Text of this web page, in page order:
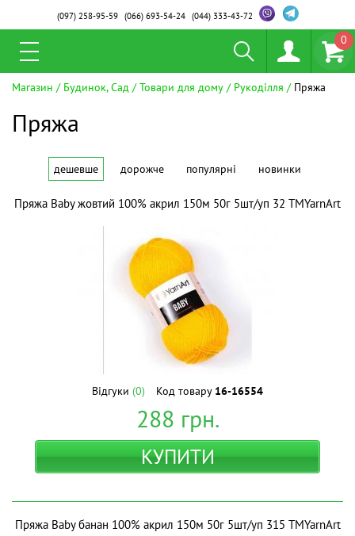
(097)258-95-59 (066)693-54-24 (044)333-43-72
0
Магазин Будинок, Сад Товари для дому Рукоділля Пряжа
Пряжа
дешевше дорожче популярні новинки
Пряжа Baby жовтий 100% акрил 150м 50г 5шт/уп 32 ТМYarnArt
Відгуки (0) Код товару 16-16554
288 грн.
КУПИТИ
Пряжа Baby банан 100% акрил 150м 50г 5шт/уп 315 ТМYarnArt